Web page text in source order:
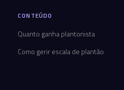
CONTEÚDO
Quanto ganha plantonista
Como gerir escala de plantão